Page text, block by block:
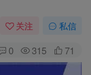
关注 私信
0 315 71